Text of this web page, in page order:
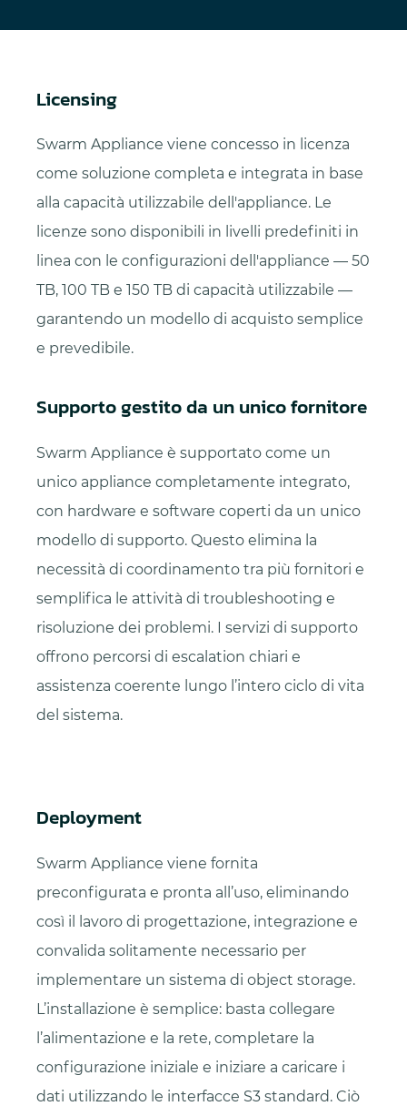
Licensing
Swarm Appliance viene concesso in licenza
come soluzione completa e integrata in base
alla capacità utilizzabile dell'appliance. Le
licenze sono disponibili in livelli predefiniti in
linea con le configurazioni dell'appliance — 50
TB, 100 TB e 150 TB di capacità utilizzabile —
garantendo un modello di acquisto semplice
e prevedibile.
Supporto gestito da un unico fornitore
Swarm Appliance è supportato come un
unico appliance completamente integrato,
con hardware e software coperti da un unico
modello di supporto. Questo elimina la
necessità di coordinamento tra più fornitori e
semplifica le attività di troubleshooting e
risoluzione dei problemi. I servizi di supporto
offrono percorsi di escalation chiari e
assistenza coerente lungo l’intero ciclo di vita
del sistema.
Deployment
Swarm Appliance viene fornita
preconfigurata e pronta all’uso, eliminando
così il lavoro di progettazione, integrazione e
convalida solitamente necessario per
implementare un sistema di object storage.
L’installazione è semplice: basta collegare
l’alimentazione e la rete, completare la
configurazione iniziale e iniziare a caricare i
dati utilizzando le interfacce S3 standard. Ciò